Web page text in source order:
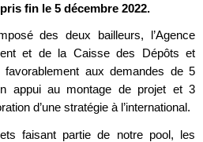
fin le 5 décembre 2022.
des deux bailleurs, l’Agence
et de la Caisse des Dépôts et
favorablement aux demandes de 5
appui au montage de projet et 3
d’une stratégie à l’international.
faisant partie de notre pool, les